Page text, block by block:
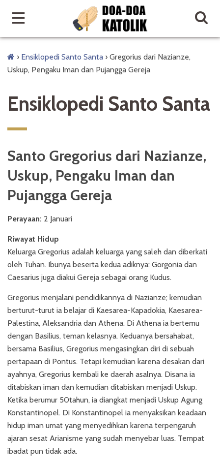
› Ensiklopedi Santo Santa › Gregorius dari Nazianze,
Uskup, Pengaku Iman dan Pujangga Gereja
Ensiklopedi Santo Santa
Santo Gregorius dari Nazianze,
Uskup, Pengaku Iman dan
Pujangga Gereja
Perayaan: 2 Januari
Riwayat Hidup
Keluarga Gregorius adalah keluarga yang saleh dan diberkati
oleh Tuhan. Ibunya beserta kedua adiknya: Gorgonia dan
Caesarius juga diakui Gereja sebagai orang Kudus.
Gregorius menjalani pendidikannya di Nazianze; kemudian
berturut-turut ia belajar di Kaesarea-Kapadokia, Kaesarea-
Palestina, Aleksandria dan Athena. Di Athena ia bertemu
dengan Basilius, teman kelasnya. Keduanya bersahabat,
bersama Basilius, Gregorius mengasingkan diri di sebuah
pertapaan di Pontus. Tetapi kemudian karena desakan dari
ayahnya, Gregorius kembali ke daerah asalnya. Disana ia
ditabiskan iman dan kemudian ditabiskan menjadi Uskup.
Ketika berumur 50tahun, ia diangkat menjadi Uskup Agung
Konstantinopel. Di Konstantinopel ia menyaksikan keadaan
hidup iman umat yang menyedihkan karena terpengaruh
ajaran sesat Arianisme yang sudah menyebar luas. Tempat
ibadat pun tidak ada.